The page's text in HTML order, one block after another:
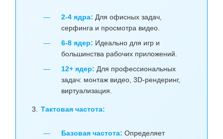
2-4 ядра: Для офисных задач,
серфинга и просмотра видео.
6-8 ядер: Идеально для игр и
большинства рабочих приложений.
12+ ядер: Для профессиональных
задач: монтаж видео, 3D-рендеринг,
виртуализация.
Тактовая частота:
Базовая частота: Определяет